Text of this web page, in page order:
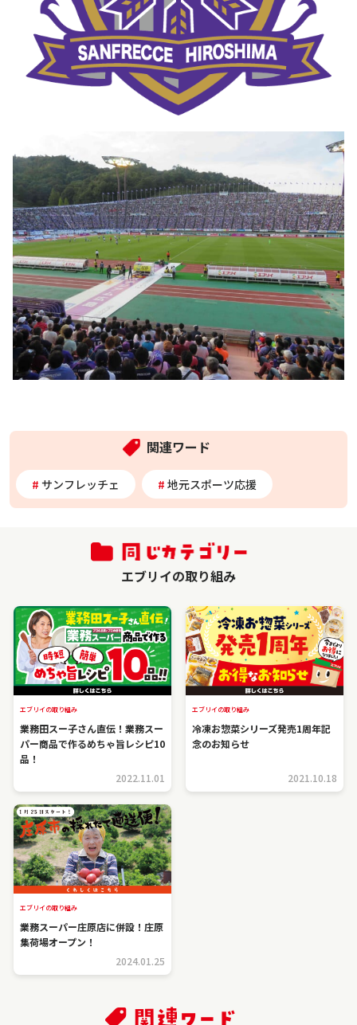
関連ワード
サンフレッチェ 地元スポーツ応援
エブリイの取り組み
エブリイの取り組み
業務田スー子さん直伝！業務スー
パー商品で作るめちゃ旨レシピ10
品！
2022.11.01
エブリイの取り組み
冷凍お惣菜シリーズ発売1周年記
念のお知らせ
2021.10.18
エブリイの取り組み
業務スーパー庄原店に併設！庄原
集荷場オープン！
2024.01.25